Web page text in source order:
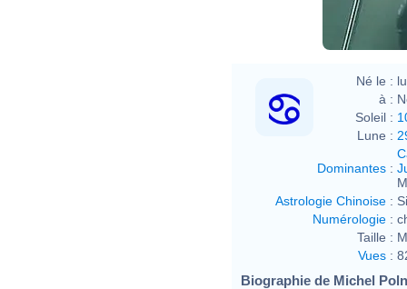
Né le :
à :
Soleil :
Lune :
Dominantes :
Astrologie Chinoise :
Numérologie :
Taille :
Vues :
Biographie de Michel